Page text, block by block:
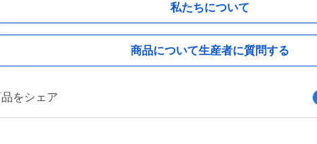
私たちについて
商品について生産者に質問する
をシェア